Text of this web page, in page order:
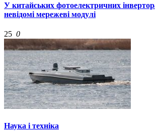
У китайських фотоелектричних
невідомі мережеві модулі
25 0
Наука і техніка